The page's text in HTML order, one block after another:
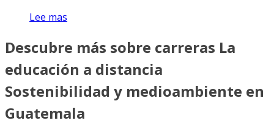
Lee mas
Descubre más sobre carreras La
educación a distancia
Sostenibilidad y medioambiente en
Guatemala